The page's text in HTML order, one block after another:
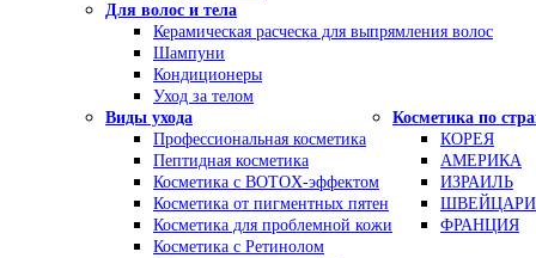
Для волос и тела
Керамическая расческа для выпрямления волос
Шампуни
Кондиционеры
Уход за телом
Виды ухода
Профессиональная косметика
Пептидная косметика
Косметика с BOTOX-эффектом
Косметика от пигментных пятен
Косметика для проблемной кожи
Косметика с Ретинолом
Косметика по
КОРЕЯ
АМЕРИКА
ИЗРАИЛЬ
ФРАНЦИЯ